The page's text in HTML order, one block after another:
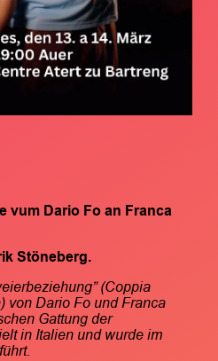
vum Dario Fo an Franca
Stöneberg.
(Coppia
von Dario Fo und Franca
Gattung der
in Italien und wurde im